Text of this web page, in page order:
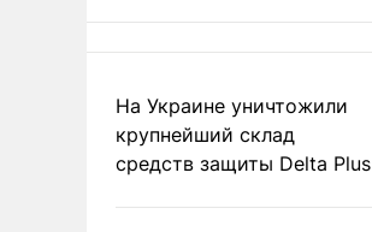
На Украине уничтожили
крупнейший склад
средств защиты Delta Plus